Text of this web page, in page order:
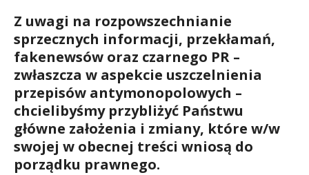
Z uwagi na rozpowszechnianie
sprzecznych informacji, przekłamań,
fakenewsów oraz czarnego PR –
zwłaszcza w aspekcie uszczelnienia
przepisów antymonopolowych –
chcielibyśmy przybliżyć Państwu
główne założenia i zmiany, które w/w
swojej w obecnej treści wniosą do
porządku prawnego.